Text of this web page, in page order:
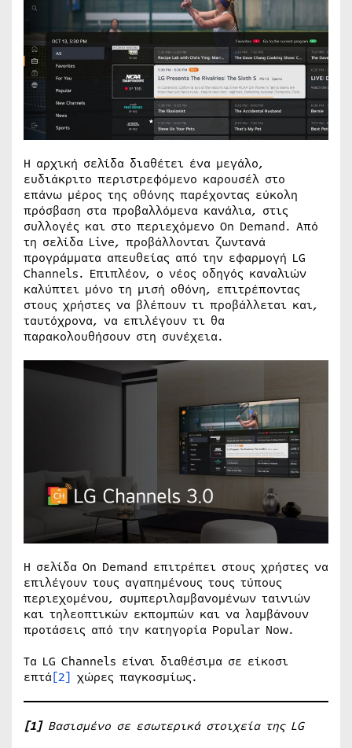
Η αρχική σελίδα διαθέτει ένα μεγάλο,
ευδιάκριτο περιστρεφόμενο καρουσέλ στο
επάνω μέρος της οθόνης παρέχοντας εύκολη
πρόσβαση στα προβαλλόμενα κανάλια, στις
συλλογές και στο περιεχόμενο On Demand. Από
τη σελίδα Live, προβάλλονται ζωντανά
προγράμματα απευθείας από την εφαρμογή LG
Channels. Επιπλέον, ο νέος οδηγός καναλιών
καλύπτει μόνο τη μισή οθόνη, επιτρέποντας
στους χρήστες να βλέπουν τι προβάλλεται και,
ταυτόχρονα, να επιλέγουν τι θα
παρακολουθήσουν στη συνέχεια.
Η σελίδα On Demand επιτρέπει στους χρήστες να
επιλέγουν τους αγαπημένους τους τύπους
περιεχομένου, συμπεριλαμβανομένων ταινιών
και τηλεοπτικών εκπομπών και να λαμβάνουν
προτάσεις από την κατηγορία Popular Now.
Τα LG Channels είναι διαθέσιμα σε είκοσι
επτά[2] χώρες παγκοσμίως.
[1]Βασισμένο σε εσωτερικά στοιχεία της LG